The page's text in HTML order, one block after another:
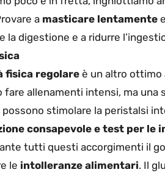
a masticare lentamente
la digestione e a ridurre
fisica regolare è un altro ottimo
fare allenamenti intensi, ma
stimolare la peristalsi
consapevole e test per le
tutti questi accorgimenti il
le intolleranze alimentari. Il